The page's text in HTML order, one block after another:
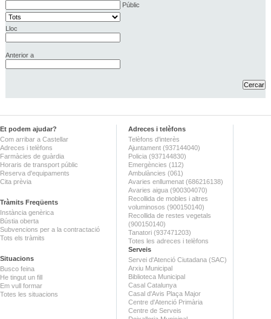
Públic
Lloc
Anterior a
Et podem ajudar?
Com arribar a Castellar
Adreces i telèfons
Farmàcies de guàrdia
Horaris de transport públic
Reserva d'equipaments
Cita prèvia
Tràmits Freqüents
Instància genèrica
Bústia oberta
Subvencions per a la contractació
Tots els tràmits
Situacions
Busco feina
He tingut un fill
Em vull formar
Totes les situacions
Adreces i telèfons
Telèfons d'interès
Ajuntament (937144040)
Policia (937144830)
Emergències (112)
Ambulàncies (061)
Avaries enllumenat (686216138)
Avaries aigua (900304070)
Recollida de mobles i altres
voluminosos (900150140)
Recollida de restes vegetals
(900150140)
Tanatori (937471203)
Totes les adreces i telèfons
Serveis
Servei d'Atenció Ciutadana (SAC)
Arxiu Municipal
Biblioteca Municipal
Casal Catalunya
Casal d'Avis Plaça Major
Centre d'Atenció Primària
Centre de Serveis